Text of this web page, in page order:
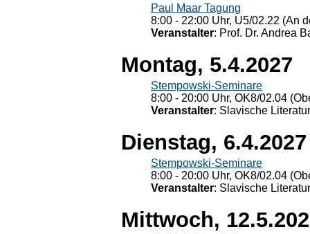
Paul Maar Tagung
8:00 - 22:00 Uhr, U5/02.22 (An
Veranstalter: Prof. Dr. Andrea
Montag, 5.4.2027
Stempowski-Seminare
8:00 - 20:00 Uhr, OK8/02.04
Veranstalter: Slavische
Dienstag, 6.4.2027
Stempowski-Seminare
8:00 - 20:00 Uhr, OK8/02.04
Veranstalter: Slavische
Mittwoch,